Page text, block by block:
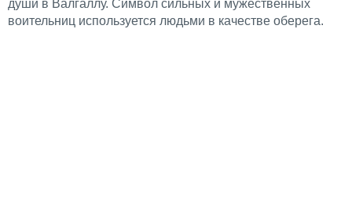
души в Валгаллу. Символ сильных и мужественных
воительниц используется людьми в качестве оберега.